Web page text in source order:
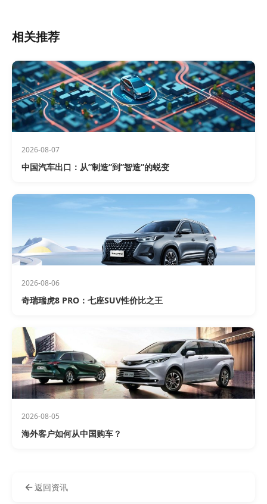
相关推荐
2026-08-07
中国汽车出口：从”制造”到”智造”的蜕变
2026-08-06
奇瑞瑞虎8 PRO：七座SUV性价比之王
2026-08-05
海外客户如何从中国购车？
返回资讯